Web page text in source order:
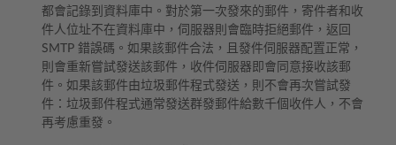
都會記錄到資料庫中。對於第一次發來的郵件，寄件者和收
件人位址不在資料庫中，伺服器則會臨時拒絕郵件，返回
SMTP 錯誤碼。如果該郵件合法，且發件伺服器配置正常，
則會重新嘗試發送該郵件，收件伺服器即會同意接收該郵
件。如果該郵件由垃圾郵件程式發送，則不會再次嘗試發
件：垃圾郵件程式通常發送群發郵件給數千個收件人，不會
再考慮重發。